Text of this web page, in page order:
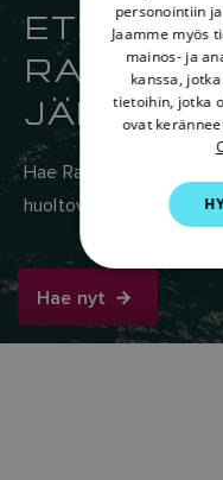
ETSI
Hae Raymarinen
huoltoverkostosta
Hae nyt
personointiin
Jaamme myös
mainos- ja
kanssa,
tietoihin, jotka
ovat